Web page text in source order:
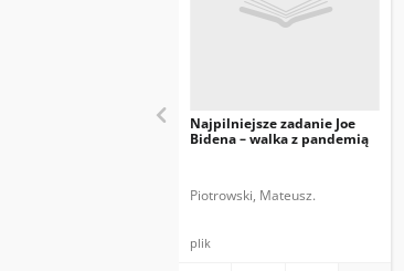
Najpilniejsze zadanie Joe
Bidena – walka z pandemią
Piotrowski, Mateusz.
plik